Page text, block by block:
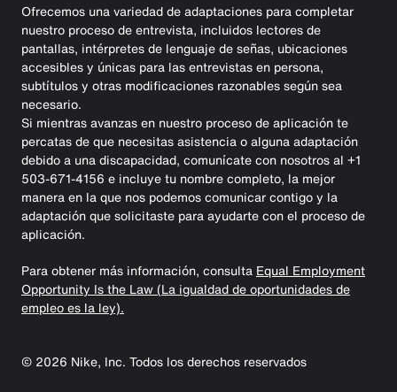
Ofrecemos una variedad de adaptaciones para completar
nuestro proceso de entrevista, incluidos lectores de
pantallas, intérpretes de lenguaje de señas, ubicaciones
accesibles y únicas para las entrevistas en persona,
subtítulos y otras modificaciones razonables según sea
necesario.
Si mientras avanzas en nuestro proceso de aplicación te
percatas de que necesitas asistencia o alguna adaptación
debido a una discapacidad, comunícate con nosotros al +1
503-671-4156 e incluye tu nombre completo, la mejor
manera en la que nos podemos comunicar contigo y la
adaptación que solicitaste para ayudarte con el proceso de
aplicación.
Para obtener más información, consulta Equal Employment
Opportunity Is the Law (La igualdad de oportunidades de
empleo es la ley).
© 2026 Nike, Inc. Todos los derechos reservados